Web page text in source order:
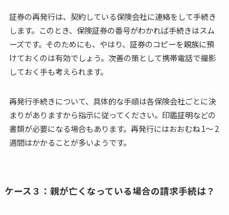
証券の再発行は、契約している保険会社に連絡をして手続き
します。このとき、保険証券の番号がわかれば手続きはスム
ーズです。そのためにも、やはり、証券のコピーを親族に預
けておくのは有効でしょう。次善の策として携帯電話で撮影
しておく手も考えられます。
再発行手続きについて、具体的な手順は各保険会社ごとに決
まりがありますから指示に従ってください。印鑑証明などの
書類が必要になる場合もあります。再発行にはおおむね 1～ 2
週間はかかることが多いようです。
ケース３：親が亡くなっている場合の請求手続は？